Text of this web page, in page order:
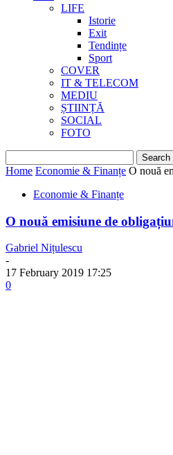
LIFE
Istorie
Exit
Tendințe
Sport
COVER
IT & TELECOM
MEDIU
ȘTIINȚĂ
SOCIAL
FOTO
Home Economie & Finanțe O nouă
Economie & Finanțe
O nouă emisiune de
Gabriel Nițulescu
-
17 February 2019 17:25
0